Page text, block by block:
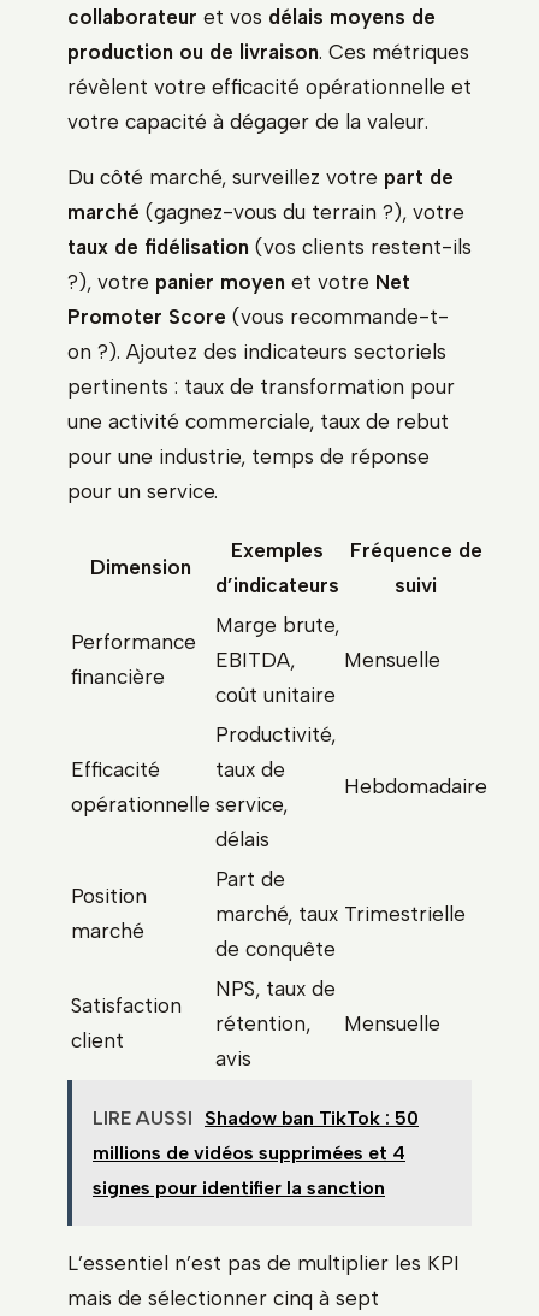
collaborateur et vos délais moyens de
production ou de livraison. Ces métriques
révèlent votre efficacité opérationnelle et
votre capacité à dégager de la valeur.
Du côté marché, surveillez votre part de
marché (gagnez-vous du terrain ?), votre
taux de fidélisation (vos clients restent-ils
?), votre panier moyen et votre Net
Promoter Score (vous recommande-t-
on ?). Ajoutez des indicateurs sectoriels
pertinents : taux de transformation pour
une activité commerciale, taux de rebut
pour une industrie, temps de réponse
pour un service.
Dimension
Exemples
d’indicateurs
Fréquence de
suivi
Performance
financière
Marge brute,
EBITDA,
coût unitaire
Mensuelle
Efficacité
opérationnelle
Productivité,
taux de
service,
délais
Hebdomadaire
Position
marché
Part de
marché, taux
de conquête
Trimestrielle
Satisfaction
client
NPS, taux de
rétention,
avis
Mensuelle
LIRE AUSSI
Shadow ban TikTok : 50
millions de vidéos supprimées et 4
signes pour identifier la sanction
L’essentiel n’est pas de multiplier les KPI
mais de sélectionner cinq à sept